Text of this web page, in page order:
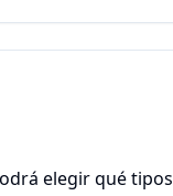
elegir qué tipos